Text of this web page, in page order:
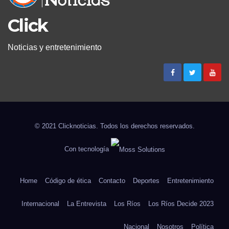
Click
Noticias y entretenimiento
© 2021 Clicknoticias. Todos los derechos reservados.
Con tecnología
Home Código de ética Contacto Deportes Entretenimiento
Internacional La Entrevista Los Ríos Los Ríos Decide 2023
Nacional Nosotros Política